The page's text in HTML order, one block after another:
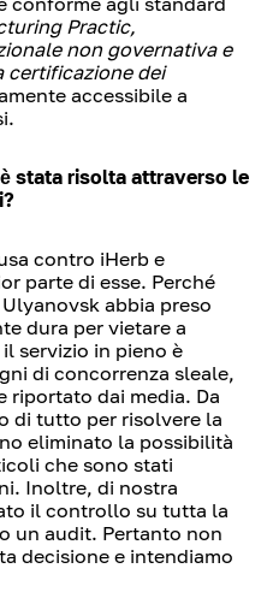
Practic,
non governativa e
certificazione dei
accessibile a
stata risolta attraverso le
contro iHerb e
parte di esse. Perché
abbia preso
dura per vietare a
servizio in pieno è
di concorrenza sleale,
riportato dai media. Da
di tutto per risolvere la
eliminato la possibilità
che sono stati
Inoltre, di nostra
il controllo su tutta la
un audit. Pertanto non
decisione e intendiamo